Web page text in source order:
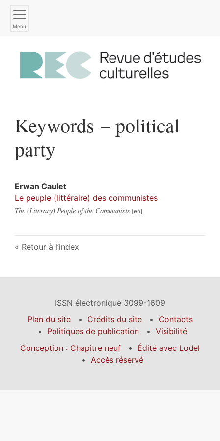
Menu
Keywords – political
party
Erwan Caulet
Le peuple (littéraire) des communistes
The (Literary) People of the Communists
Retour à l’index
ISSN électronique 3099-1609
Plan du site
Crédits du site
Contacts
Politiques de publication
Visibilité
Conception : Chapitre neuf
Édité avec Lodel
Accès réservé